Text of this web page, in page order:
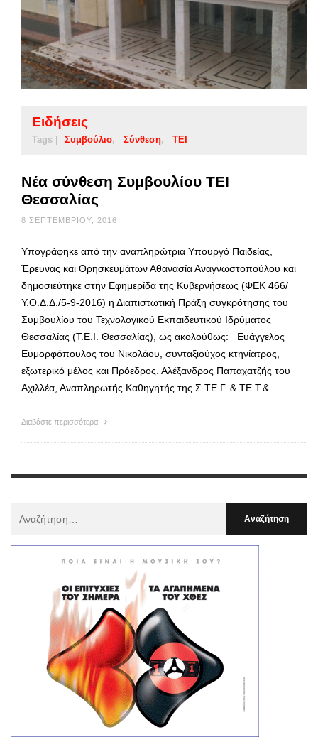
Ειδήσεις
Tags | Συμβούλιο Σύνθεση ΤΕΙ
Νέα σύνθεση Συμβουλίου ΤΕΙ
Θεσσαλίας
8 ΣΕΠΤΕΜΒΡΊΟΥ, 2016
Υπογράφηκε από την αναπληρώτρια Υπουργό Παιδείας,
Έρευνας και Θρησκευμάτων Αθανασία Αναγνωστοπούλου και
δημοσιεύτηκε στην Εφημερίδα της Κυβερνήσεως (ΦΕΚ 466/
Υ.Ο.Δ.Δ./5-9-2016) η Διαπιστωτική Πράξη συγκρότησης του
Συμβουλίου του Τεχνολογικού Εκπαιδευτικού Ιδρύματος
Θεσσαλίας (Τ.Ε.Ι. Θεσσαλίας), ως ακολούθως: Ευάγγελος
Ευμορφόπουλος του Νικολάου, συνταξιούχος κτηνίατρος,
εξωτερικό μέλος και Πρόεδρος. Αλέξανδρος Παπαχατζής του
Αχιλλέα, Αναπληρωτής Καθηγητής της Σ.ΤΕ.Γ. & ΤΕ.Τ.& …
Διαβάστε περισσότερα
: